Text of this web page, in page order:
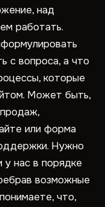
над
работать.
с вопроса, а что
которые
Может быть,
или форма
Нужно
у нас в порядке
возможные
что,